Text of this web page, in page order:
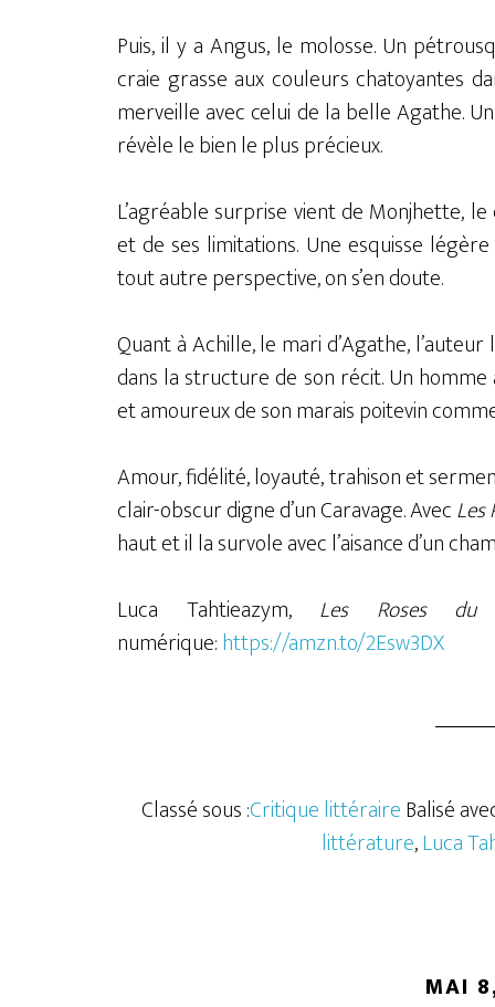
Puis, il y a Angus, le molosse. Un
craie grasse aux couleurs chatoyantes
merveille avec celui de la belle Agathe.
révèle le bien le plus précieux.
L’agréable surprise vient de Monjhette,
et de ses limitations. Une esquisse
tout autre perspective, on s’en doute.
Quant à Achille, le mari d’Agathe,
dans la structure de son récit. Un homme
et amoureux de son marais poitevin
Amour, fidélité, loyauté, trahison et
clair-obscur digne d’unCaravage. AvecLes
haut et il la survole avec l’aisance d’un
Luca Tahtieazym, Les Roses du
numérique:https://amzn.to/2Esw3DX
Classé sous :Critique littéraireBalisé
littérature,Luca
MAI